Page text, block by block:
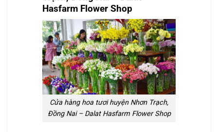
Hasfarm Flower Shop
Cửa hàng hoa tươi huyện Nhơn Trạch,
Đồng Nai – Dalat Hasfarm Flower Shop